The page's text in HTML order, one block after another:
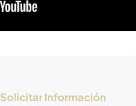
Solicitar Información